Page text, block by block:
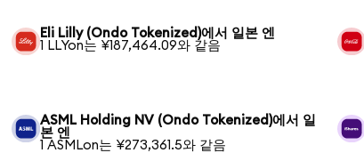
Eli Lilly (Ondo Tokenized)에서 일본 엔
1 LLYon는 ¥187,464.09와 같음
ASML Holding NV (Ondo Tokenized)에서 일
본 엔
1 ASMLon는 ¥273,361.5와 같음